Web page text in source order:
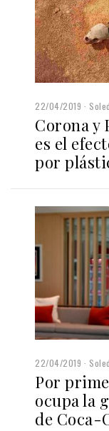
22/04/2019
Corona y
es el
por
22/04/2019
Por
ocupa la
de Coca-